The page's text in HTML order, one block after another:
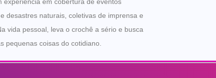
desastres naturais, coletivas de imprensa e
vida pessoal, leva o crochê a sério e busca
pequenas coisas do cotidiano.